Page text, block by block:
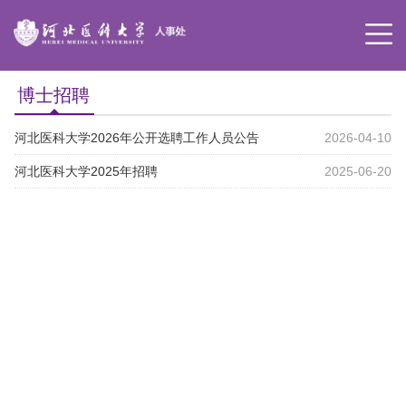
博士招聘
河北医科大学2026年公开选聘工作人员公告 2026-04-10
河北医科大学2025年招聘 2025-06-20